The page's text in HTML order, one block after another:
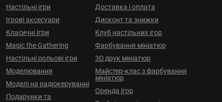
Настільні ігри
Ігрові аксесуари
Класичні ігри
Magic the Gathering
Настільні рольові ігри
Моделювання
Моделі на радіокеруванні
Подарунки та
Доставка і оплата
Дисконт та знижки
Клуб настільних ігор
Фарбування мініатюр
3D друк мініатюр
Майстер-клас з фарбування
мініатюр
Оренда ігор